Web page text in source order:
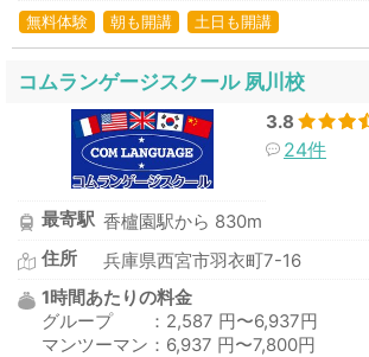
無料体験 朝も開講 土日も開講
コムランゲージスクール 夙川校
3.8
24件
最寄駅 香櫨園駅から 830m
住所
兵庫県西宮市羽衣町7-16
1時間あたりの料金
グループ ：2,587 円〜6,937円
マンツーマン：6,937 円〜7,800円